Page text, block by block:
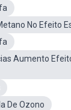
No Efeito
Aumento
De Ozono